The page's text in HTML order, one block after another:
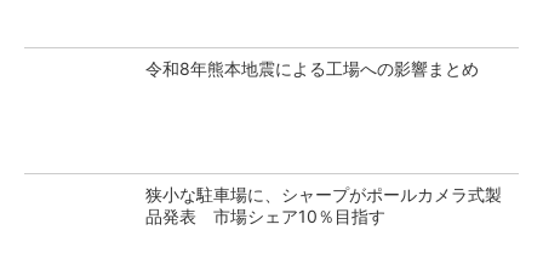
令和8年熊本地震による工場への影響まとめ
狭小な駐車場に、シャープがポールカメラ式製
品発表 市場シェア10％目指す